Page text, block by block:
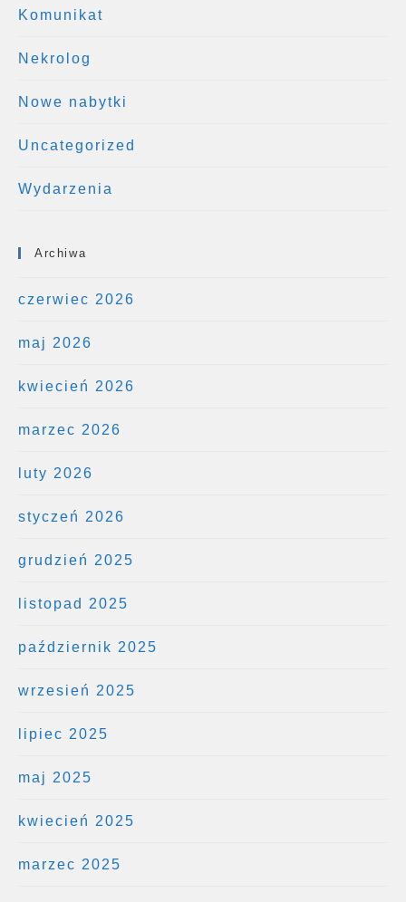
Komunikat
Nekrolog
Nowe nabytki
Uncategorized
Wydarzenia
Archiwa
czerwiec 2026
maj 2026
kwiecień 2026
marzec 2026
luty 2026
styczeń 2026
grudzień 2025
listopad 2025
październik 2025
wrzesień 2025
lipiec 2025
maj 2025
kwiecień 2025
marzec 2025